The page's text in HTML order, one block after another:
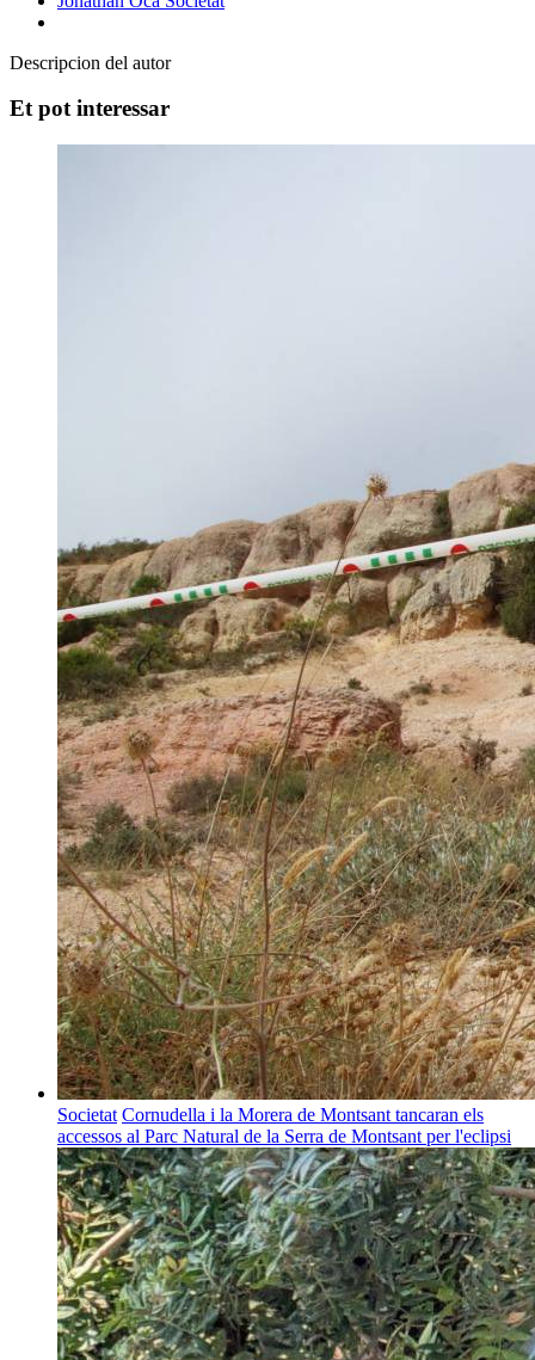
Descripcion del autor
Et pot interessar
Societat Cornudella i la Morera de Montsant tancaran els
accessos al Parc Natural de la Serra de Montsant per l'eclipsi